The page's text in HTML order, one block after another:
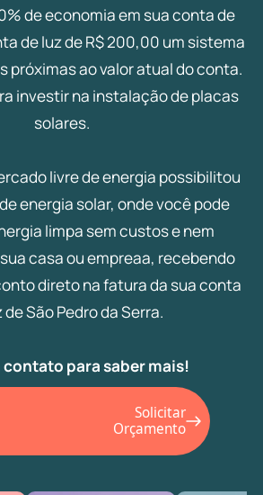
de economia em sua conta de
de luz de R$ 200,00 um sistema
próximas ao valor atual do conta.
investir na instalação de placas
solares.
livre de energia possibilitou
energia solar, onde você pode
limpa sem custos e nem
casa ou empreaa, recebendo
direto na fatura da sua conta
de São Pedro da Serra.
contato para saber mais!
Solicitar
Orçamento